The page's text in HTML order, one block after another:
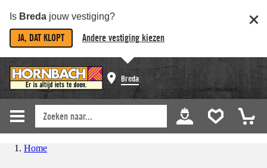
Is Breda jouw vestiging?
JA, DAT KLOPT Andere vestiging kiezen
Breda
Home